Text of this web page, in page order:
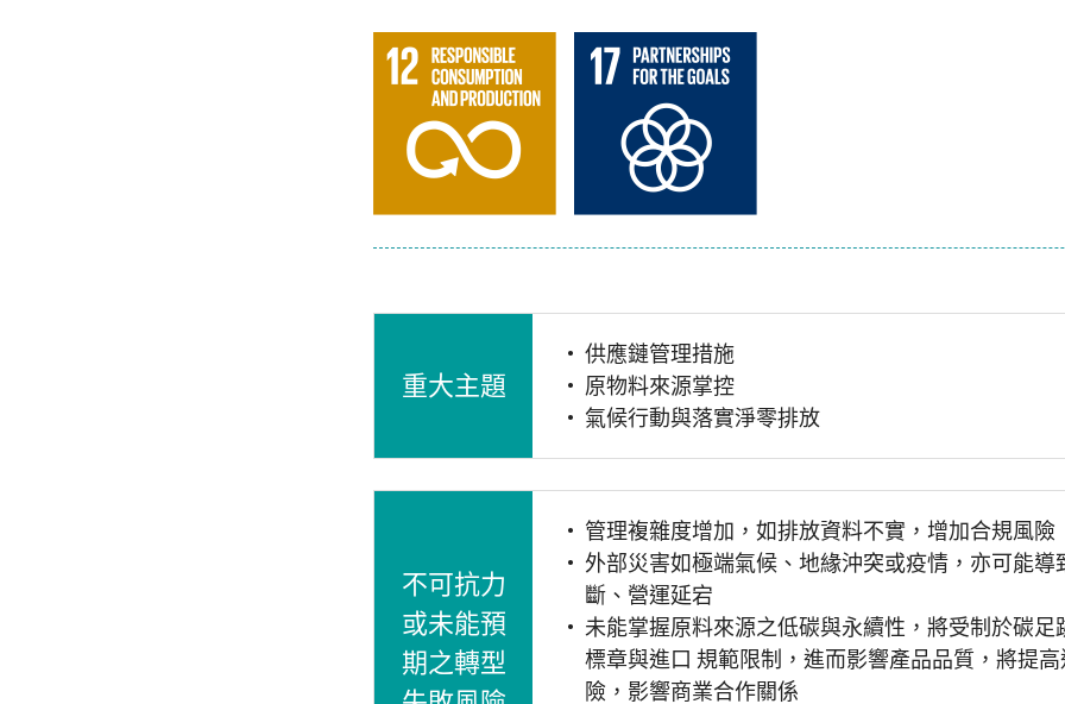
重大主題
供應鏈管理措施
原物料來源掌控
氣候行動與落實淨零排放
不可抗力
或未能預
期之轉型
管理複雜度增加，如排放資料不實，增加合規風險
外部災害如極端氣候、地緣沖突或疫情，亦可能導
斷、營運延宕
未能掌握原料來源之低碳與永續性，將受制於碳足
標章與進口 規範限制，進而影響產品品質，將提
險，影響商業合作關係